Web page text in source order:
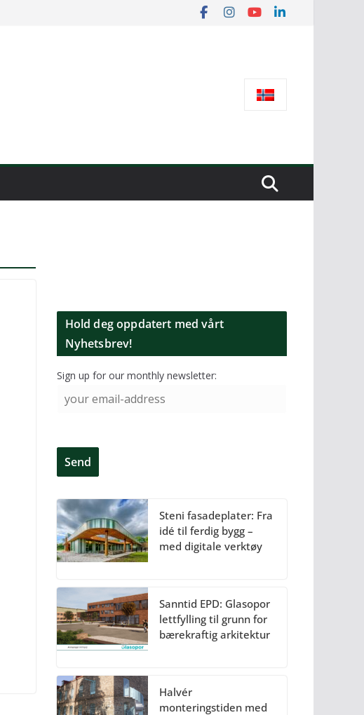
Hold deg oppdatert med vårt
Nyhetsbrev!
Sign up for our monthly newsletter:
Steni fasadeplater: Fra
idé til ferdig bygg –
med digitale verktøy
Sanntid EPD: Glasopor
lettfylling til grunn for
bærekraftig arkitektur
Halvér
monteringstiden med